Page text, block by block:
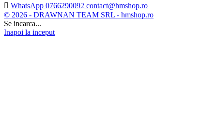
 WhatsApp 0766290092 contact@hmshop.ro
© 2026 - DRAWNAN TEAM SRL - hmshop.ro
Se incarca...
Inapoi la inceput